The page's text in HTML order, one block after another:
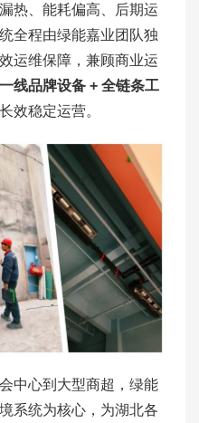
热、能耗偏高、后期运
全程由绿能嘉业团队独
运维保障，兼顾商业运
一线品牌设备 + 全链条工
长效稳定运营。
中心到大型商超，绿能
系统为核心，为湖北各